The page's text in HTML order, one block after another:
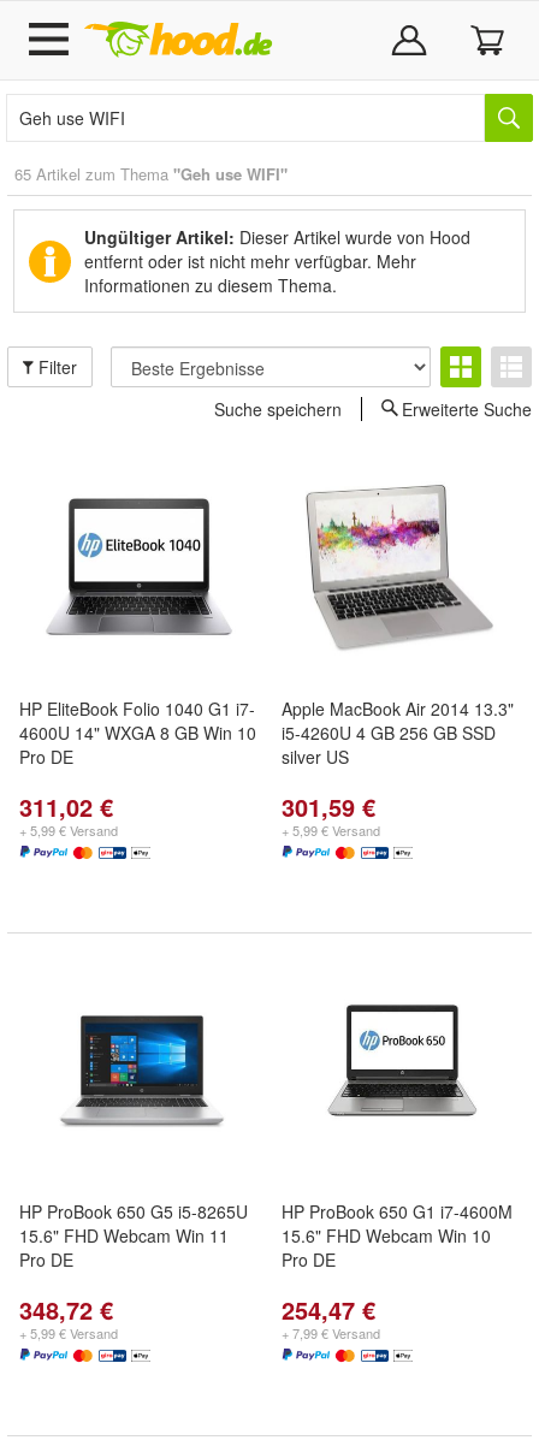
65 Artikel zum Thema "Geh use WIFI"
Ungültiger Artikel: Dieser Artikel wurde von Hood
entfernt oder ist nicht mehr verfügbar. Mehr
Informationen zu diesem Thema.
Filter
Suche speichern
Erweiterte Suche
HP EliteBook Folio 1040 G1 i7-
4600U 14" WXGA 8 GB Win 10
Pro DE
311,02 €
+ 5,99 € Versand
Apple MacBook Air 2014 13.3"
i5-4260U 4 GB 256 GB SSD
silver US
301,59 €
+ 5,99 € Versand
HP ProBook 650 G5 i5-8265U
15.6" FHD Webcam Win 11
Pro DE
348,72 €
+ 5,99 € Versand
HP ProBook 650 G1 i7-4600M
15.6" FHD Webcam Win 10
Pro DE
254,47 €
+ 7,99 € Versand